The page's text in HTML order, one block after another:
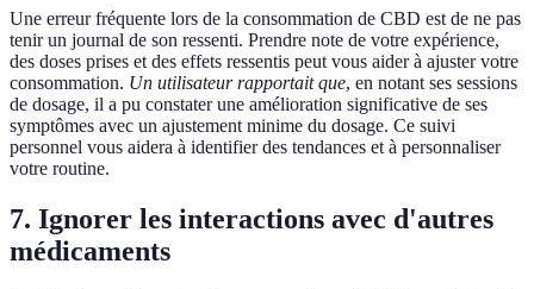
Une erreur fréquente lors de la consommation de CBD est de ne pas
tenir un journal de son ressenti. Prendre note de votre expérience,
des doses prises et des effets ressentis peut vous aider à ajuster votre
consommation. Un utilisateur rapportait que, en notant ses sessions
de dosage, il a pu constater une amélioration significative de ses
symptômes avec un ajustement minime du dosage. Ce suivi
personnel vous aidera à identifier des tendances et à personnaliser
votre routine.
7. Ignorer les interactions avec d'autres
médicaments